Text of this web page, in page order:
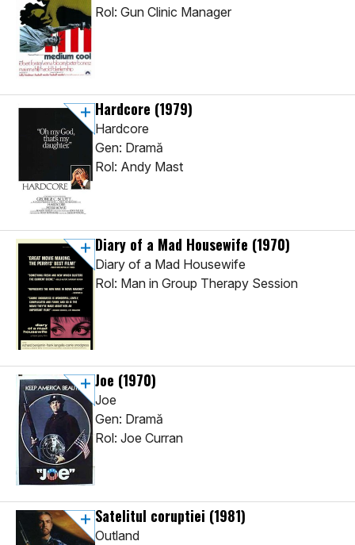
Rol: Gun Clinic Manager
Hardcore (1979)
Hardcore
Gen: Dramă
Rol: Andy Mast
Diary of a Mad Housewife (1970)
Diary of a Mad Housewife
Rol: Man in Group Therapy Session
Joe (1970)
Joe
Gen: Dramă
Rol: Joe Curran
Satelitul coruptiei (1981)
Outland